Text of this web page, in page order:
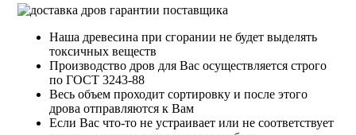
Наша древесина при сгорании не будет выделять
токсичных веществ
Производство дров для Вас осуществляется строго
по ГОСТ 3243-88
Весь объем проходит сортировку и после этого
дрова отправляются к Вам
Если Вас что-то не устраивает или не соответствует